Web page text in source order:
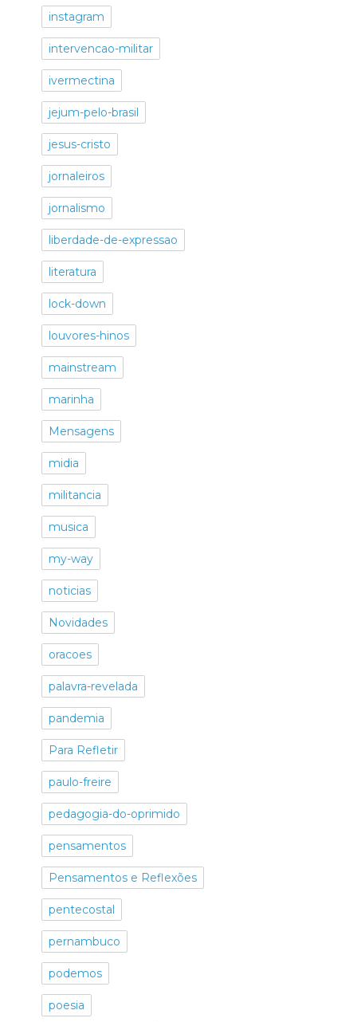
instagram
intervencao-militar
ivermectina
jejum-pelo-brasil
jesus-cristo
jornaleiros
jornalismo
liberdade-de-expressao
literatura
lock-down
louvores-hinos
mainstream
marinha
Mensagens
midia
militancia
musica
my-way
noticias
Novidades
oracoes
palavra-revelada
pandemia
Para Refletir
paulo-freire
pedagogia-do-oprimido
pensamentos
Pensamentos e Reflexões
pentecostal
pernambuco
podemos
poesia